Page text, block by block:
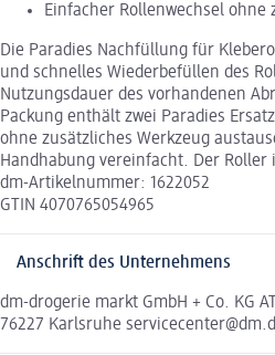
Einfacher Rollenwechsel ohne
Die Paradies Nachfüllung für
und schnelles Wiederbefüllen des
Nutzungsdauer des vorhandenen
Packung enthält zwei Paradies
ohne zusätzliches Werkzeug
Handhabung vereinfacht. Der
dm-Artikelnummer: 1622052
GTIN 4070765054965
Anschrift des Unternehmens
dm-drogerie markt GmbH + Co. KG
76227 Karlsruhe